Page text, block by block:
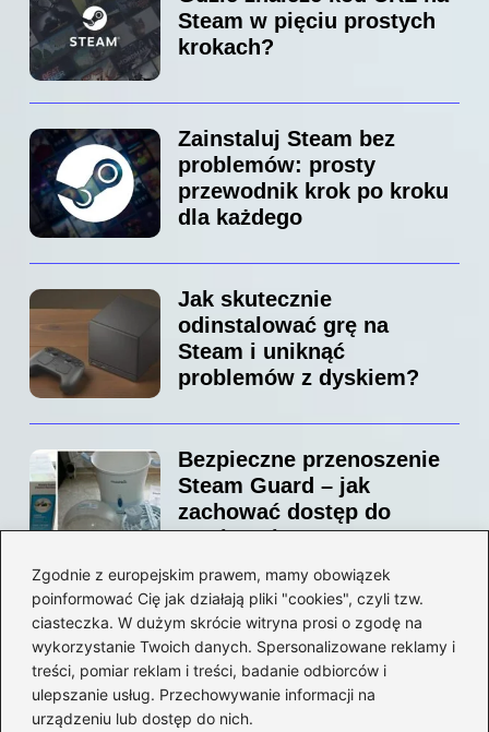
Zgodnie z europejskim prawem, mamy obowiązek
poinformować Cię jak działają pliki "cookies", czyli tzw.
ciasteczka. W dużym skrócie witryna prosi o zgodę na
wykorzystanie Twoich danych. Spersonalizowane reklamy i
treści, pomiar reklam i treści, badanie odbiorców i
ulepszanie usług. Przechowywanie informacji na
urządzeniu lub dostęp do nich.
Steam w pięciu prostych
krokach?
Zainstaluj Steam bez
problemów: prosty
przewodnik krok po kroku
dla każdego
Jak skutecznie
odinstalować grę na
Steam i uniknąć
problemów z dyskiem?
Bezpieczne przenoszenie
Steam Guard – jak
zachować dostęp do
swojego konta?
Jak bez stresu zmienić
adres email na Steam –
prosty przewodnik krok po
kroku